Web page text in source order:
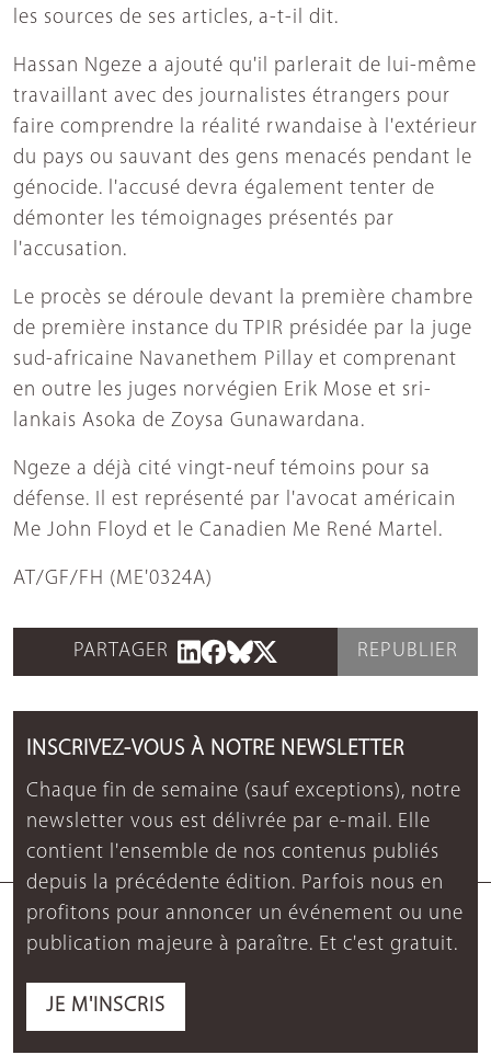
les sources de ses articles, a-t-il dit.
Hassan Ngeze a ajouté qu'il parlerait de lui-même
travaillant avec des journalistes étrangers pour
faire comprendre la réalité rwandaise à l'extérieur
du pays ou sauvant des gens menacés pendant le
génocide. l'accusé devra également tenter de
démonter les témoignages présentés par
l'accusation.
Le procès se déroule devant la première chambre
de première instance du TPIR présidée par la juge
sud-africaine Navanethem Pillay et comprenant
en outre les juges norvégien Erik Mose et sri-
lankais Asoka de Zoysa Gunawardana.
Ngeze a déjà cité vingt-neuf témoins pour sa
défense. Il est représenté par l'avocat américain
Me John Floyd et le Canadien Me René Martel.
AT/GF/FH (ME'0324A)
PARTAGER REPUBLIER
INSCRIVEZ-VOUS À NOTRE NEWSLETTER
Chaque fin de semaine (sauf exceptions), notre
newsletter vous est délivrée par e-mail. Elle
contient l'ensemble de nos contenus publiés
depuis la précédente édition. Parfois nous en
profitons pour annoncer un événement ou une
publication majeure à paraître. Et c'est gratuit.
JE M'INSCRIS